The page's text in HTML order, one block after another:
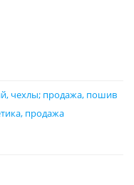
чехлы; продажа, пошив
продажа